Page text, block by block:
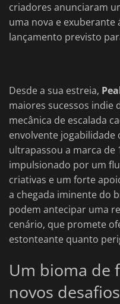
criadores anunciaram
uma nova e exuberante
lançamento previsto
Desde a sua estreia,
maiores sucessos indie
mecânica de escalada
envolvente jogabilidade
ultrapassou a marca de
impulsionado por um
criativas e um forte
a chegada iminente do
podem antecipar uma
cenário, que promete
estonteante quanto
Um bioma de
novos desafios